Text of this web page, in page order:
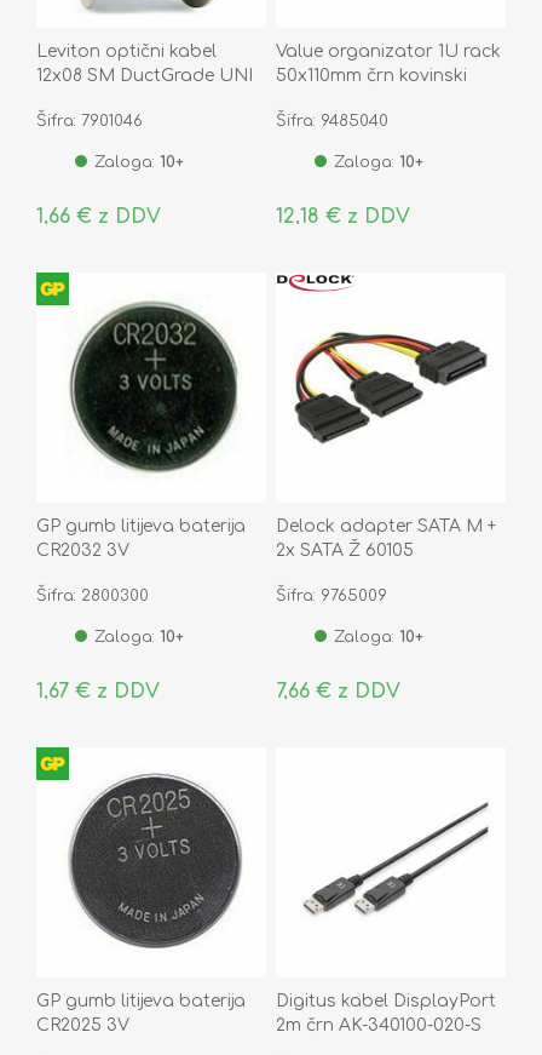
Leviton optični kabel
12x08 SM DuctGrade UNI
Šifra: 7901046
Zaloga: 10+
1,66 € z DDV
Value organizator 1U rack
50x110mm črn kovinski
Šifra: 9485040
Zaloga: 10+
12,18 € z DDV
GP gumb litijeva baterija
CR2032 3V
Šifra: 2800300
Zaloga: 10+
1,67 € z DDV
Delock adapter SATA M +
2x SATA Ž 60105
Šifra: 9765009
Zaloga: 10+
7,66 € z DDV
GP gumb litijeva baterija
CR2025 3V
Digitus kabel DisplayPort
2m črn AK-340100-020-S